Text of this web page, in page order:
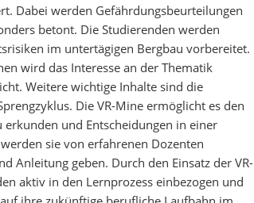
Dabei werden Gefährdungsbeurteilungen
betont. Die Studierenden werden
im untertägigen Bergbau vorbereitet.
wird das Interesse an der Thematik
Weitere wichtige Inhalte sind die
Die VR-Mine ermöglicht es den
erkunden und Entscheidungen in einer
sie von erfahrenen Dozenten
Anleitung geben. Durch den Einsatz der VR-
aktiv in den Lernprozess einbezogen und